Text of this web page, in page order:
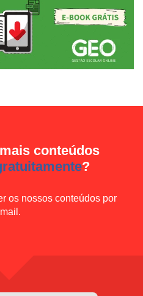
conteúdos
?
os nossos conteúdos por